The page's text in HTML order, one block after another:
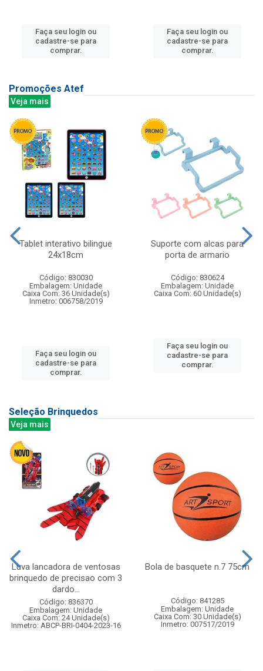
Faça seu login ou
cadastre-se para
comprar.
Faça seu login ou
cadastre-se para
comprar.
Promoções Atef
Veja mais
Tablet interativo bilingue
24x18cm
Código: 830030
Embalagem: Unidade
Caixa Com: 36 Unidade(s)
Inmetro: 006758/2019
Faça seu login ou
cadastre-se para
comprar.
Suporte com alcas para
porta de armario
Código: 830624
Embalagem: Unidade
Caixa Com: 60 Unidade(s)
Faça seu login ou
cadastre-se para
comprar.
Seleção Brinquedos
Veja mais
Luva lancadora de ventosas
brinquedo de precisao com 3
dardo...
Código: 836370
Embalagem: Unidade
Caixa Com: 24 Unidade(s)
Inmetro: ABCP-BRI-0404-2023-16
Bola de basquete n.7 75cm
Código: 841285
Embalagem: Unidade
Caixa Com: 30 Unidade(s)
Inmetro: 007517/2019